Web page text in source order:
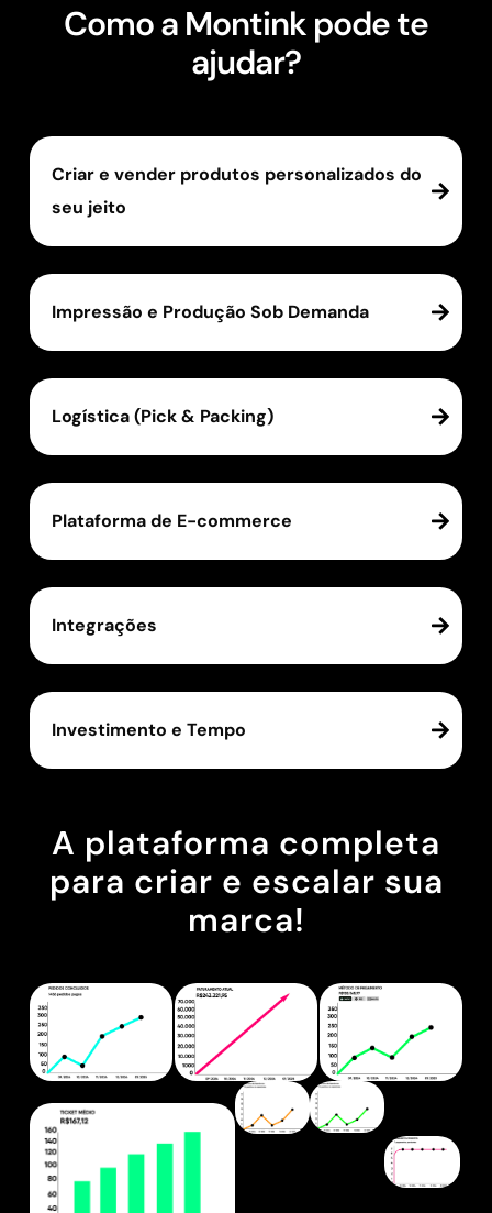
Como a Montink pode te
ajudar?
Criar e vender produtos personalizados do
seu jeito
Impressão e Produção Sob Demanda
Logística (Pick & Packing)
Plataforma de E-commerce
Integrações
Investimento e Tempo
A plataforma completa
para criar e escalar sua
marca!